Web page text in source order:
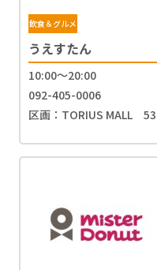
飲食＆グルメ
うえすたん
10:00～20:00
092-405-0006
区画：TORIUS MALL 53